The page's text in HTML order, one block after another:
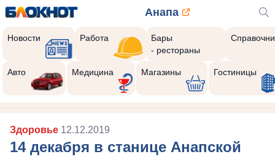
Анапа
Новости Работа
Бары
- рестораны
Авто Медицина Магазины Гостиницы
Здоровье 12.12.2019
14 декабря в станице Анапской